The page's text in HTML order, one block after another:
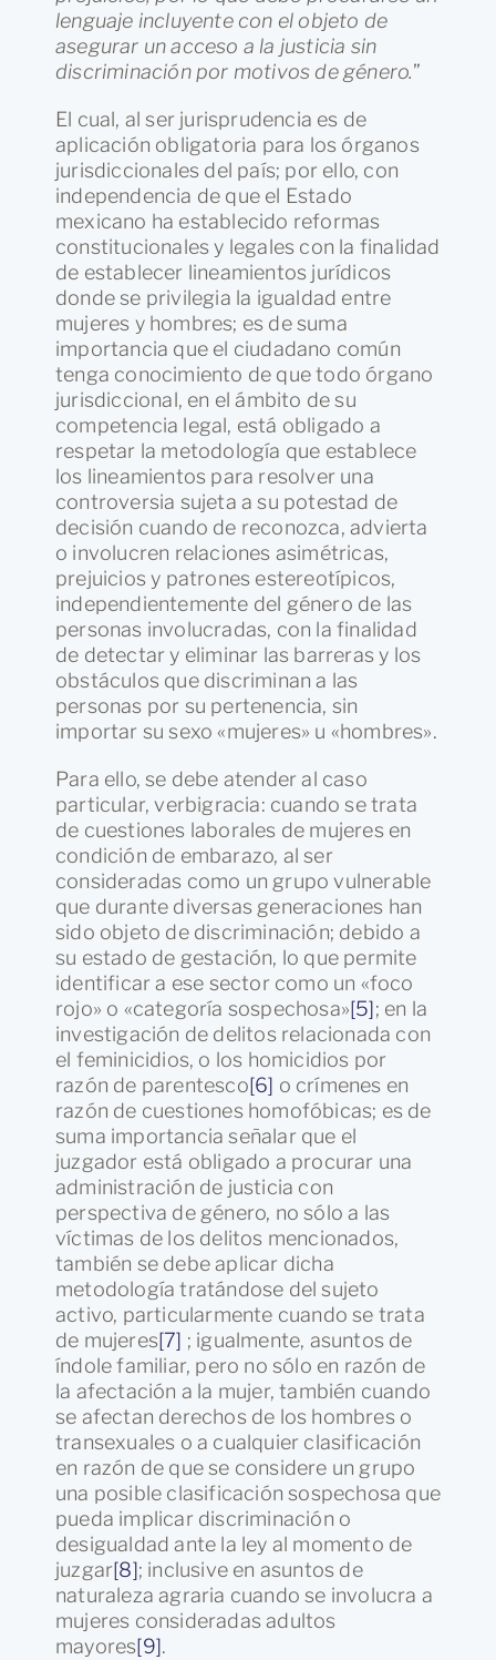
lenguaje incluyente con el objeto de
asegurar un acceso a la justicia sin
discriminación por motivos de género.”
El cual, al ser jurisprudencia es de
aplicación obligatoria para los órganos
jurisdiccionales del país; por ello, con
independencia de que el Estado
mexicano ha establecido reformas
constitucionales y legales con la finalidad
de establecer lineamientos jurídicos
donde se privilegia la igualdad entre
mujeres y hombres; es de suma
importancia que el ciudadano común
tenga conocimiento de que todo órgano
jurisdiccional, en el ámbito de su
competencia legal, está obligado a
respetar la metodología que establece
los lineamientos para resolver una
controversia sujeta a su potestad de
decisión cuando de reconozca, advierta
o involucren relaciones asimétricas,
prejuicios y patrones estereotípicos,
independientemente del género de las
personas involucradas, con la finalidad
de detectar y eliminar las barreras y los
obstáculos que discriminan a las
personas por su pertenencia, sin
importar su sexo «mujeres» u «hombres».
Para ello, se debe atender al caso
particular, verbigracia: cuando se trata
de cuestiones laborales de mujeres en
condición de embarazo, al ser
consideradas como un grupo vulnerable
que durante diversas generaciones han
sido objeto de discriminación; debido a
su estado de gestación, lo que permite
identificar a ese sector como un «foco
rojo» o «categoría sospechosa»[5]; en la
investigación de delitos relacionada con
el feminicidios, o los homicidios por
razón de parentesco[6] o crímenes en
razón de cuestiones homofóbicas; es de
suma importancia señalar que el
juzgador está obligado a procurar una
administración de justicia con
perspectiva de género, no sólo a las
víctimas de los delitos mencionados,
también se debe aplicar dicha
metodología tratándose del sujeto
activo, particularmente cuando se trata
de mujeres[7] ; igualmente, asuntos de
índole familiar, pero no sólo en razón de
la afectación a la mujer, también cuando
se afectan derechos de los hombres o
transexuales o a cualquier clasificación
en razón de que se considere un grupo
una posible clasificación sospechosa que
pueda implicar discriminación o
desigualdad ante la ley al momento de
juzgar[8]; inclusive en asuntos de
naturaleza agraria cuando se involucra a
mujeres consideradas adultos
mayores[9].